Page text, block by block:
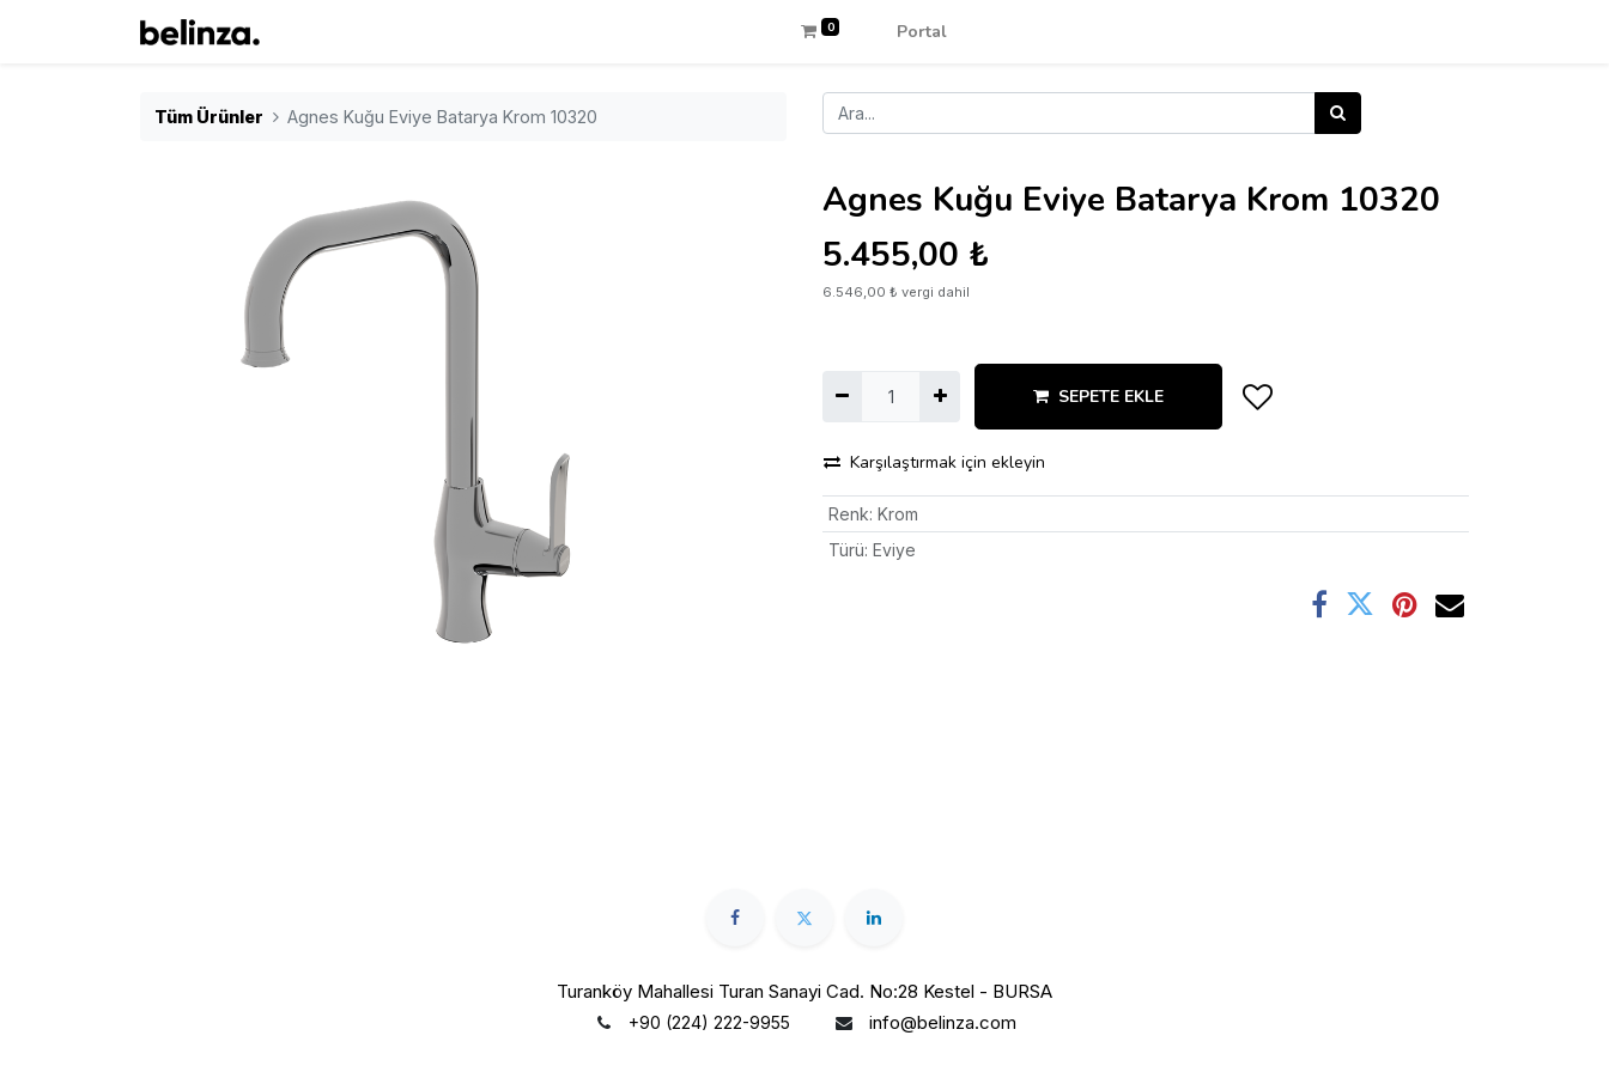
0 Portal
Tüm Ürünler Agnes Kuğu Eviye Batarya Krom 10320
Agnes Kuğu Eviye Batarya Krom 10320
5.455,00 ₺
6.546,00 ₺ vergi dahil
SEPETE EKLE
Karşılaştırmak için ekleyin
Renk: Krom
Türü: Eviye
Turanköy Mahallesi Turan Sanayi Cad. No:28 Kestel - BURSA
+90 (224) 222-9955 info@belinza.com